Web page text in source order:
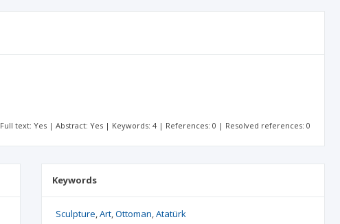
Full text: Yes | Abstract: Yes | Keywords: 4 | References: 0 | Resolved references: 0
Keywords
Sculpture Art Ottoman Atatürk